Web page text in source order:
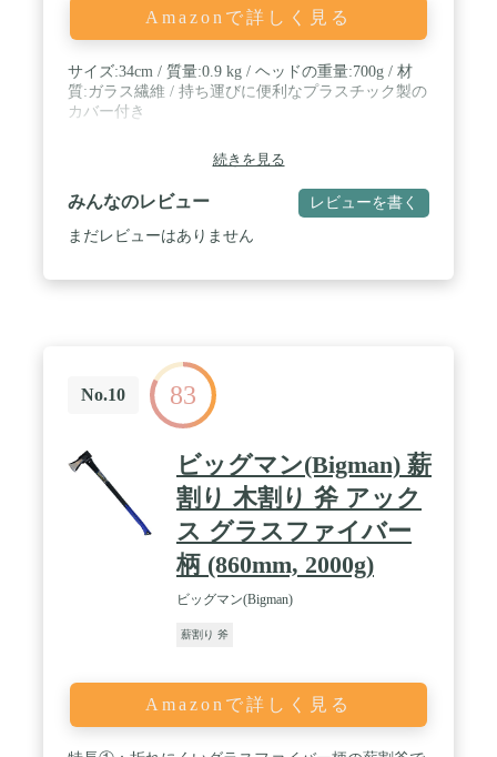
Amazonで詳しく見る
サイズ:34cm / 質量:0.9 kg / ヘッドの重量:700g / 材
質:ガラス繊維 / 持ち運びに便利なプラスチック製の
カバー付き
続きを見る
みんなのレビュー レビューを書く
まだレビューはありません
No.10 83
ビッグマン(Bigman) 薪
割り 木割り 斧 アック
ス グラスファイバー
柄 (860mm, 2000g)
ビッグマン(Bigman)
薪割り 斧
Amazonで詳しく見る